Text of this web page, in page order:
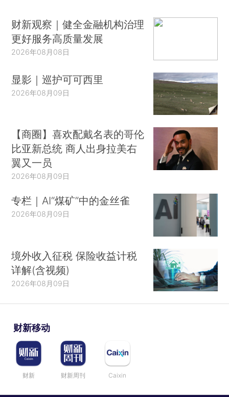
财新观察｜健全金融机构治理
更好服务高质量发展
2026年08月08日
显影｜巡护可可西里
2026年08月09日
【商圈】喜欢配戴名表的哥伦
比亚新总统 商人出身拉美右
翼又一员
2026年08月09日
专栏｜AI“煤矿”中的金丝雀
2026年08月09日
境外收入征税 保险收益计税
详解(含视频)
2026年08月09日
财新移动
财新 财新周刊 Caixin